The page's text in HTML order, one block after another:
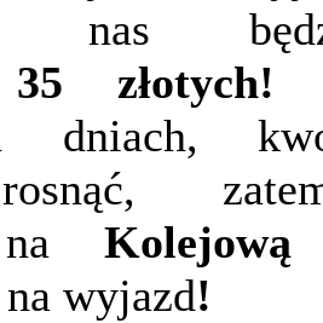
nas
złotych!
dniach,
na
wyjazd!